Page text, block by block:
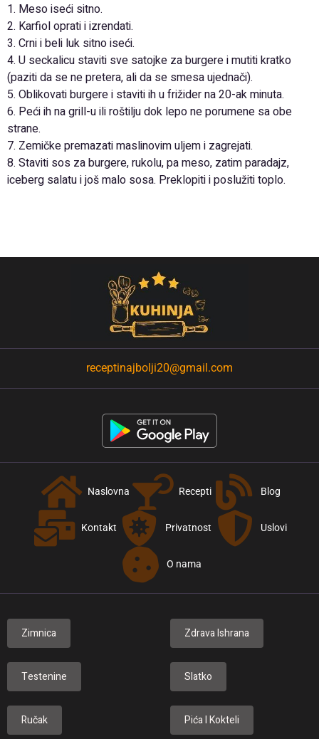
1. Meso iseći sitno.
2. Karfiol oprati i izrendati.
3. Crni i beli luk sitno iseći.
4. U seckalicu staviti sve satojke za burgere i mutiti kratko
(paziti da se ne pretera, ali da se smesa ujednači).
5. Oblikovati burgere i staviti ih u frižider na 20-ak minuta.
6. Peći ih na grill-u ili roštilju dok lepo ne porumene sa obe
strane.
7. Zemičke premazati maslinovim uljem i zagrejati.
8. Staviti sos za burgere, rukolu, pa meso, zatim paradajz,
iceberg salatu i još malo sosa. Preklopiti i poslužiti toplo.
receptinajbolji20@gmail.com
Naslovna Recepti Blog
Kontakt Privatnost Uslovi
O nama
Zimnica Zdrava Ishrana
Testenine Slatko
Ručak Pića I Kokteli